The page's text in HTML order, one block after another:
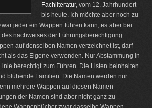
Fachliteratur, vom 12. Jahrhundert
bis heute. Ich möchte aber noch zu
jeder ein Wappen führen kann, es aber bei
nachweises der Führungsberechtigung
auf denselben Namen verzeichnet ist, darf
als das Eigene verwenden. Nur Abstammung in
berechtigt zum Führen. Die Listen beinhalten
blühende Familien. Die Namen werden nur
mehrere Wappen auf diesen Namen
der Namen sind aber nicht ganz zu